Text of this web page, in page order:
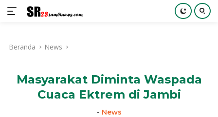
kontenBeranda News
Masyarakat Diminta Waspada
Cuaca Ektrem di Jambi
- News